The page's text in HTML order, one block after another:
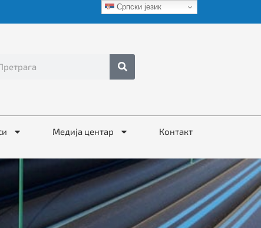
Медија центар Контакт
Српски језик